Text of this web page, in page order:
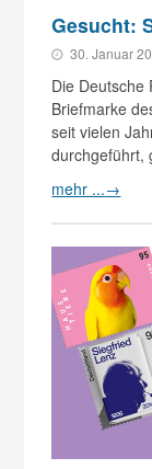
Gesucht:
30. Januar
Die Deutsche
Briefmarke
seit vielen
mehr ...→